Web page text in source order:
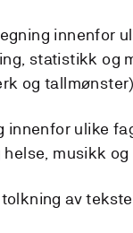
innenfor
statistikk og
og tallmønster)
ulike
musikk
av